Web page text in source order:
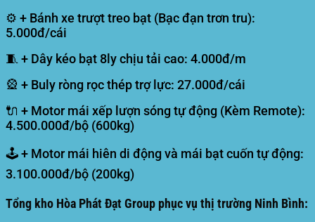
⚙️ + Bánh xe trượt treo bạt (Bạc đạn trơn tru):
5.000đ/cái
🧵 + Dây kéo bạt 8ly chịu tải cao: 4.000đ/m
🎡 + Buly ròng rọc thép trợ lực: 27.000đ/cái
🔌 + Motor mái xếp lượn sóng tự động (Kèm Remote):
4.500.000đ/bộ (600kg)
🕹️ + Motor mái hiên di động và mái bạt cuốn tự động:
3.100.000đ/bộ (200kg)
Tổng kho Hòa Phát Đạt Group phục vụ thị trường Ninh Bình: